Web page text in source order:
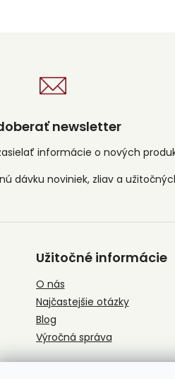
newsletter
informácie o nových
Užitočné informácie
O nás
Najčastejšie otázky
Blog
Výročná správa